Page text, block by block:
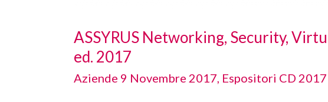
ASSYRUS Networking, Security,
ed. 2017
Aziende 9 Novembre 2017, Espositori CD 2017